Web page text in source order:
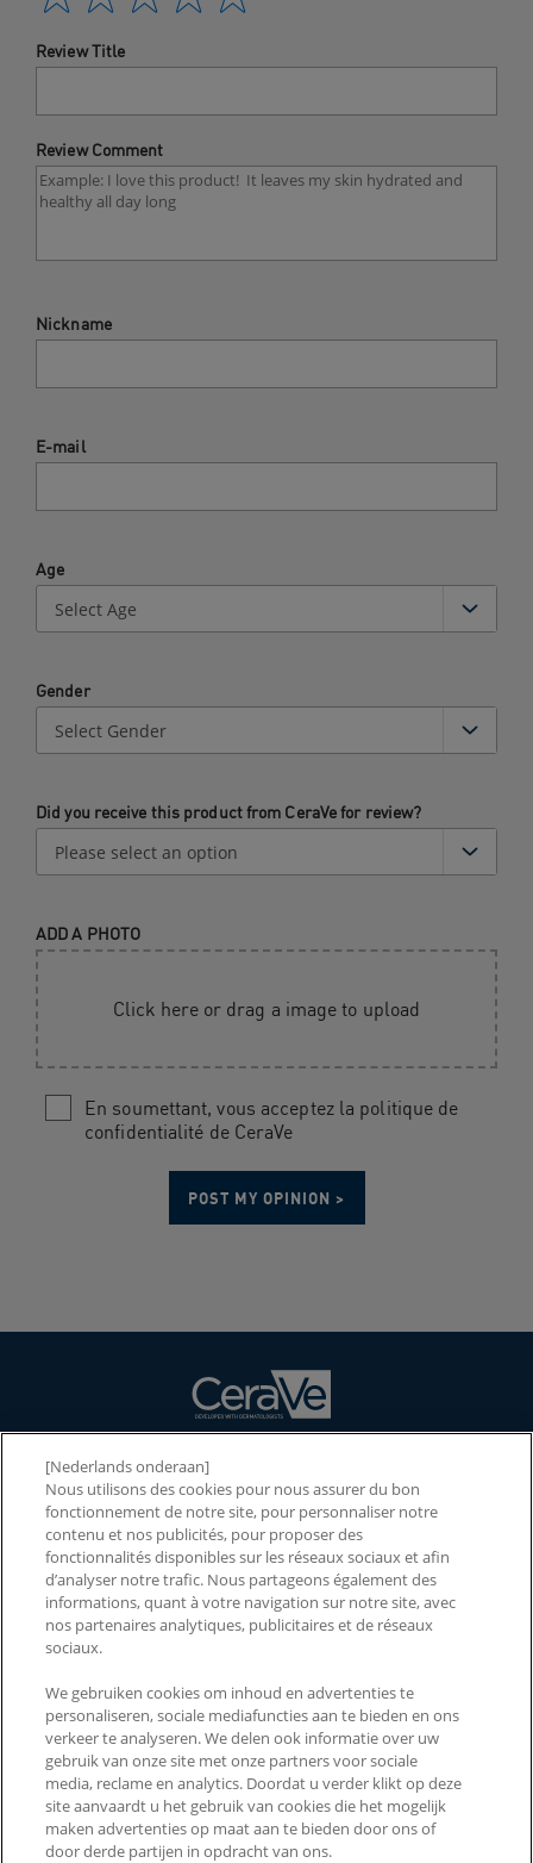
Review Title
Review Comment
Nickname
E-mail
Age
Gender
Did you receive this product from CeraVe for review?
ADD A PHOTO
Click here or drag a image to upload
En soumettant, vous acceptez la politique de
confidentialité de CeraVe
NOS PRODUITS
NOS INGRÉDIENTS
NOTRE MARQUE
2026 CERAWARDS
CONTACTEZ-NOUS PAYS ET RÉGIONS
ACCESSIBILITÉ
MENTIONS LÉGALES
POLITIQUE DE
CONFIDENTIALITÉ
[Nederlands onderaan]
Nous utilisons des cookies pour nous assurer du bon
fonctionnement de notre site, pour personnaliser notre
contenu et nos publicités, pour proposer des
fonctionnalités disponibles sur les réseaux sociaux et afin
d’analyser notre trafic. Nous partageons également des
informations, quant à votre navigation sur notre site, avec
nos partenaires analytiques, publicitaires et de réseaux
sociaux.
We gebruiken cookies om inhoud en advertenties te
personaliseren, sociale mediafuncties aan te bieden en ons
verkeer te analyseren. We delen ook informatie over uw
gebruik van onze site met onze partners voor sociale
media, reclame en analytics. Doordat u verder klikt op deze
site aanvaardt u het gebruik van cookies die het mogelijk
maken advertenties op maat aan te bieden door ons of
door derde partijen in opdracht van ons.